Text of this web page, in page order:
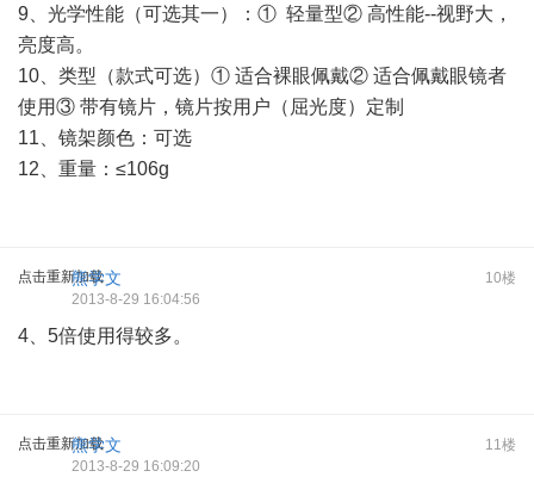
9、光学性能（可选其一）：① 轻量型② 高性能--视野大，
亮度高。
10、类型（款式可选）① 适合裸眼佩戴② 适合佩戴眼镜者
使用③ 带有镜片，镜片按用户（屈光度）定制
11、镜架颜色：可选
12、重量：≤106g
点击重新加载 10楼
熊学文
2013-8-29 16:04:56
4、5倍使用得较多。
点击重新加载 11楼
熊学文
2013-8-29 16:09:20